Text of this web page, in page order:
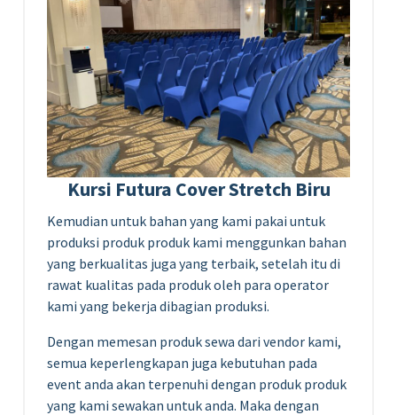
Kursi Futura Cover Stretch Biru
Kemudian untuk bahan yang kami pakai untuk
produksi produk produk kami menggunkan bahan
yang berkualitas juga yang terbaik, setelah itu di
rawat kualitas pada produk oleh para operator
kami yang bekerja dibagian produksi.
Dengan memesan produk sewa dari vendor kami,
semua keperlengkapan juga kebutuhan pada
event anda akan terpenuhi dengan produk produk
yang kami sewakan untuk anda. Maka dengan